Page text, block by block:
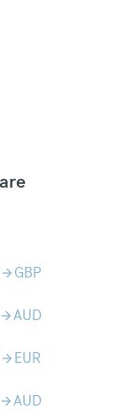
arrow_forward GBP
arrow_forwardAUD
arrow_forward EUR
arrow_forwardAUD